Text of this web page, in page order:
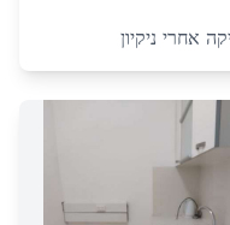
אחרי ניקיון